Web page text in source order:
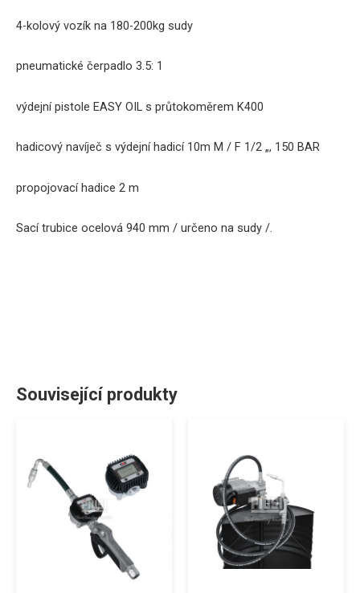
4-kolový vozík na 180-200kg sudy
pneumatické čerpadlo 3.5: 1
výdejní pistole EASY OIL s průtokoměrem K400
hadicový navíječ s výdejní hadicí 10m M / F 1/2 „, 150 BAR
propojovací hadice 2 m
Sací trubice ocelová 940 mm / určeno na sudy /.
Související produkty